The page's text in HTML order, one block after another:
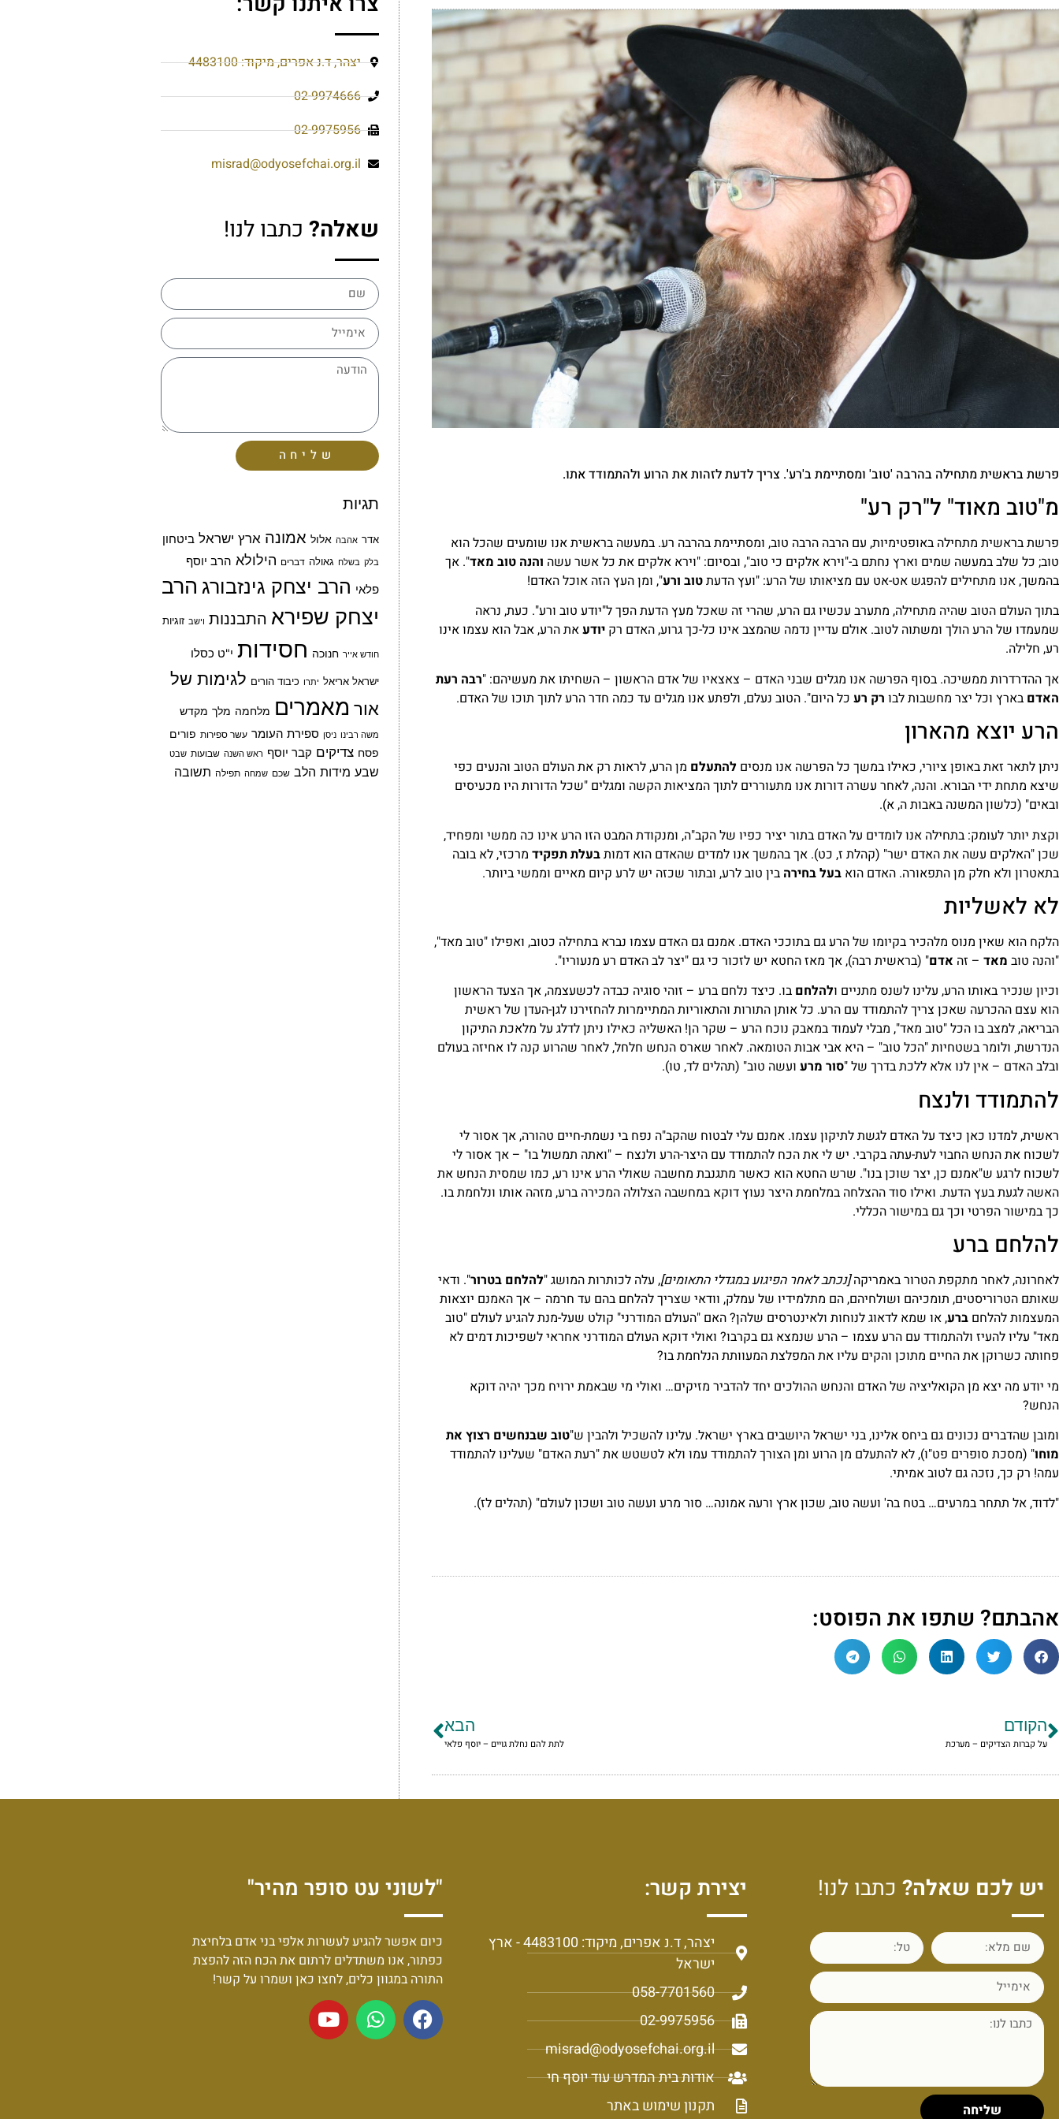
פרשת בראשית מתחילה בהרבה 'טוב' ומסתיימת ב'רע'. צריך לדעת לזהות את הרוע ולהתמודד אתו.
מ"טוב מאוד" ל"רק רע"
פרשת בראשית מתחילה באופטימיות, עם הרבה הרבה טוב, ומסתיימת בהרבה רע. במעשה בראשית אנו שומעים שהכל הוא
טוב; כל שלב במעשה שמים וארץ נחתם ב-"וירא אלקים כי טוב", ובסיום: "וירא אלקים את כל אשר עשה והנה טוב מאד". אך
בהמשך, אנו מתחילים להפגש אט-אט עם מציאותו של הרע: "ועץ הדעתטוב ורע", ומן העץ הזה אוכל האדם!
בתוך העולם הטוב שהיה מתחילה, מתערב עכשיו גם הרע, שהרי זה שאכל מעץ הדעת הפך ל"יודע טוב ורע". כעת, נראה
שמעמדו של הרע הולך ומשתוה לטוב. אולם עדיין נדמה שהמצב אינו כל-כך גרוע, האדם רק יודעאת הרע, אבל הוא עצמו אינו
רע, חלילה.
אך ההדרדרות ממשיכה. בסוף הפרשה אנו מגלים שבני האדם – צאצאיו של אדם הראשון – השחיתו את מעשיהם: "רבה רעת
האדם בארץ וכל יצר מחשבות לבו רק רע כל היום". הטוב נעלם, ולפתע אנו מגלים עד כמה חדר הרע לתוך תוכו של האדם.
הרע יוצא מהארון
ניתן לתאר זאת באופן ציורי, כאילו במשך כל הפרשה אנו מנסים להתעלם מן הרע, לראות רק את העולם הטוב והנעים כפי
שיצא מתחת ידי הבורא. והנה, לאחר עשרה דורות אנו מתעוררים לתוך המציאות הקשה ומגלים "שכל הדורות היו מכעיסים
ובאים" (כלשון המשנה באבות ה, א).
וקצת יותר לעומק: בתחילה אנו לומדים על האדם בתור יציר כפיו של הקב"ה, ומנקודת המבט הזו הרע אינו כה ממשי ומפחיד,
שכן "האלקים עשה את האדם ישר" (קהלת ז, כט). אך בהמשך אנו למדים שהאדם הוא דמותבעלת תפקיד מרכזי, לא בובה
בתאטרון ולא חלק מן התפאורה. האדם הוא בעל בחירה בין טוב לרע, ובתור שכזה יש לרע קיום מאיים וממשי ביותר.
לא לאשליות
הלקח הוא שאין מנוס מלהכיר בקיומו של הרע גם בתוככי האדם. אמנם גם האדם עצמו נברא בתחילה כטוב, ואפילו "טוב מאד",
"והנה טוב מאד – זה אדם" (בראשית רבה), אך מאז החטא יש לזכור כי גם "יצר לב האדם רע מנעוריו".
וכיון שנכיר באותו הרע, עלינו לשנס מתניים ולהלחם בו. כיצד נלחם ברע – זוהי סוגיה כבדה לכשעצמה, אך הצעד הראשון
הוא עצם ההכרעה שאכן צריך להתמודד עם הרע. כל אותן התורות והתאוריות המתיימרות להחזירנו לגן-העדן של ראשית
הבריאה, למצב בו הכל "טוב מאד", מבלי לעמוד במאבק נוכח הרע – שקר הן! האשליה כאילו ניתן לדלג על מלאכת התיקון
הנדרשת, ולומר בשטחיות "הכל טוב" – היא אבי אבות הטומאה. לאחר שארס הנחש חלחל, לאחר שהרוע קנה לו אחיזה בעולם
ובלב האדם – אין לנו אלא ללכת בדרך של "סור מרע ועשה טוב" (תהלים לד, טו).
להתמודד ולנצח
ראשית, למדנו כאן כיצד על האדם לגשת לתיקון עצמו. אמנם עלי לבטוח שהקב"ה נפח בי נשמת-חיים טהורה, אך אסור לי
לשכוח את הנחש החבוי לעת-עתה בקרבי. יש לי את הכח להתמודד עם היצר-הרע ולנצח – "ואתה תמשול בו" – אך אסור לי
לשכוח לרגע ש"אמנם כן, יצר שוכן בנו". שרש החטא הוא כאשר מתגנבת מחשבה שאולי הרע אינו רע, כמו שמסית הנחש את
האשה לגעת בעץ הדעת. ואילו סוד ההצלחה במלחמת היצר נעוץ דוקא במחשבה הצלולה המכירה ברע, מזהה אותו ונלחמת בו.
כך במישור הפרטי וכך גם במישור הכללי.
להלחם ברע
לאחרונה, לאחר מתקפת הטרור באמריקה[נכתב לאחר הפיגוע במגדלי התאומים], עלה לכותרות המושג "להלחם בטרור". ודאי
שאותם הטרוריסטים, תומכיהם ושולחיהם, הם מתלמידיו של עמלק, וודאי שצריך להלחם בהם עד חרמה – אך האמנם יוצאות
המעצמות להלחם ברע, או שמא לדאוג לנוחות ולאינטרסים שלהן? האם "העולם המודרני" קולט שעל-מנת להגיע לעולם "טוב
מאד" עליו להעיז ולהתמודד עם הרע עצמו – הרע שנמצא גם בקרבו? ואולי דוקא העולם המודרני אחראי לשפיכות דמים לא
פחותה כשרוקן את החיים מתוכן והקים עליו את המפלצת המעוותת הנלחמת בו?
מי יודע מה יצא מן הקואליציה של האדם והנחש ההולכים יחד להדביר מזיקים… ואולי מי שבאמת ירויח מכך יהיה דוקא
הנחש?
ומובן שהדברים נכונים גם ביחס אלינו, בני ישראל היושבים בארץ ישראל. עלינו להשכיל ולהבין ש"טוב שבנחשים רצוץ את
מוחו" (מסכת סופרים פט"ו), לא להתעלם מן הרוע ומן הצורך להתמודד עמו ולא לטשטש את "רעת האדם" שעלינו להתמודד
עמה! רק כך, נזכה גם לטוב אמיתי.
"לדוד, אל תתחר במרעים… בטח בה' ועשה טוב, שכון ארץ ורעה אמונה… סור מרע ועשה טוב ושכון לעולם" (תהלים לז).
אהבתם? שתפו את הפוסט:
הקודם
על קברות הצדיקים – מערכת
הבא
לתת להם נחלת גויים – יוסף פלאי
יצהר, ד.נ אפרים, מיקוד: 4483100
02-9974666
02-9975956
misrad@odyosefchai.org.il
שאלה? כתבו לנו!
שליחה
תגיות
אדר אהבה אלול אמונה ארץ ישראל ביטחון
בלק בשלח גאולה דברים הילולא הרב יוסף
פלאי הרב יצחק גינזבורג הרב
יצחק שפירא התבננות וישב זוגיות
חודש אייר חנוכה חסידות י"ט כסלו
ישראל אריאל יתרו כיבוד הורים לגימות של
אור מאמרים מלחמה מלך מקדש
משה רבינו ניסן ספירת העומר עשר ספירות פורים
פסח צדיקים קבר יוסף ראש השנה שבועות שבט
שבע מידות הלב שכם שמחה תפילה תשובה
יש לכם שאלה? כתבו לנו!
שליחה
יצירת קשר:
יצהר, ד.נ אפרים, מיקוד: 4483100 - ארץ
ישראל
058-7701560
02-9975956
misrad@odyosefchai.org.il
אודות בית המדרש עוד יוסף חי
תקנון שימוש באתר
"לשוני עט סופר מהיר"
כיום אפשר להגיע לעשרות אלפי בני אדם בלחיצת
כפתור, אנו משתדלים לרתום את הכח הזה להפצת
התורה במגוון כלים, לחצו כאן ושמרו על קשר!